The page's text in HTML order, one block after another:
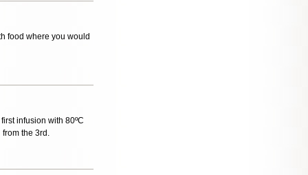
food where you would
infusion with 80ºC
the 3rd.